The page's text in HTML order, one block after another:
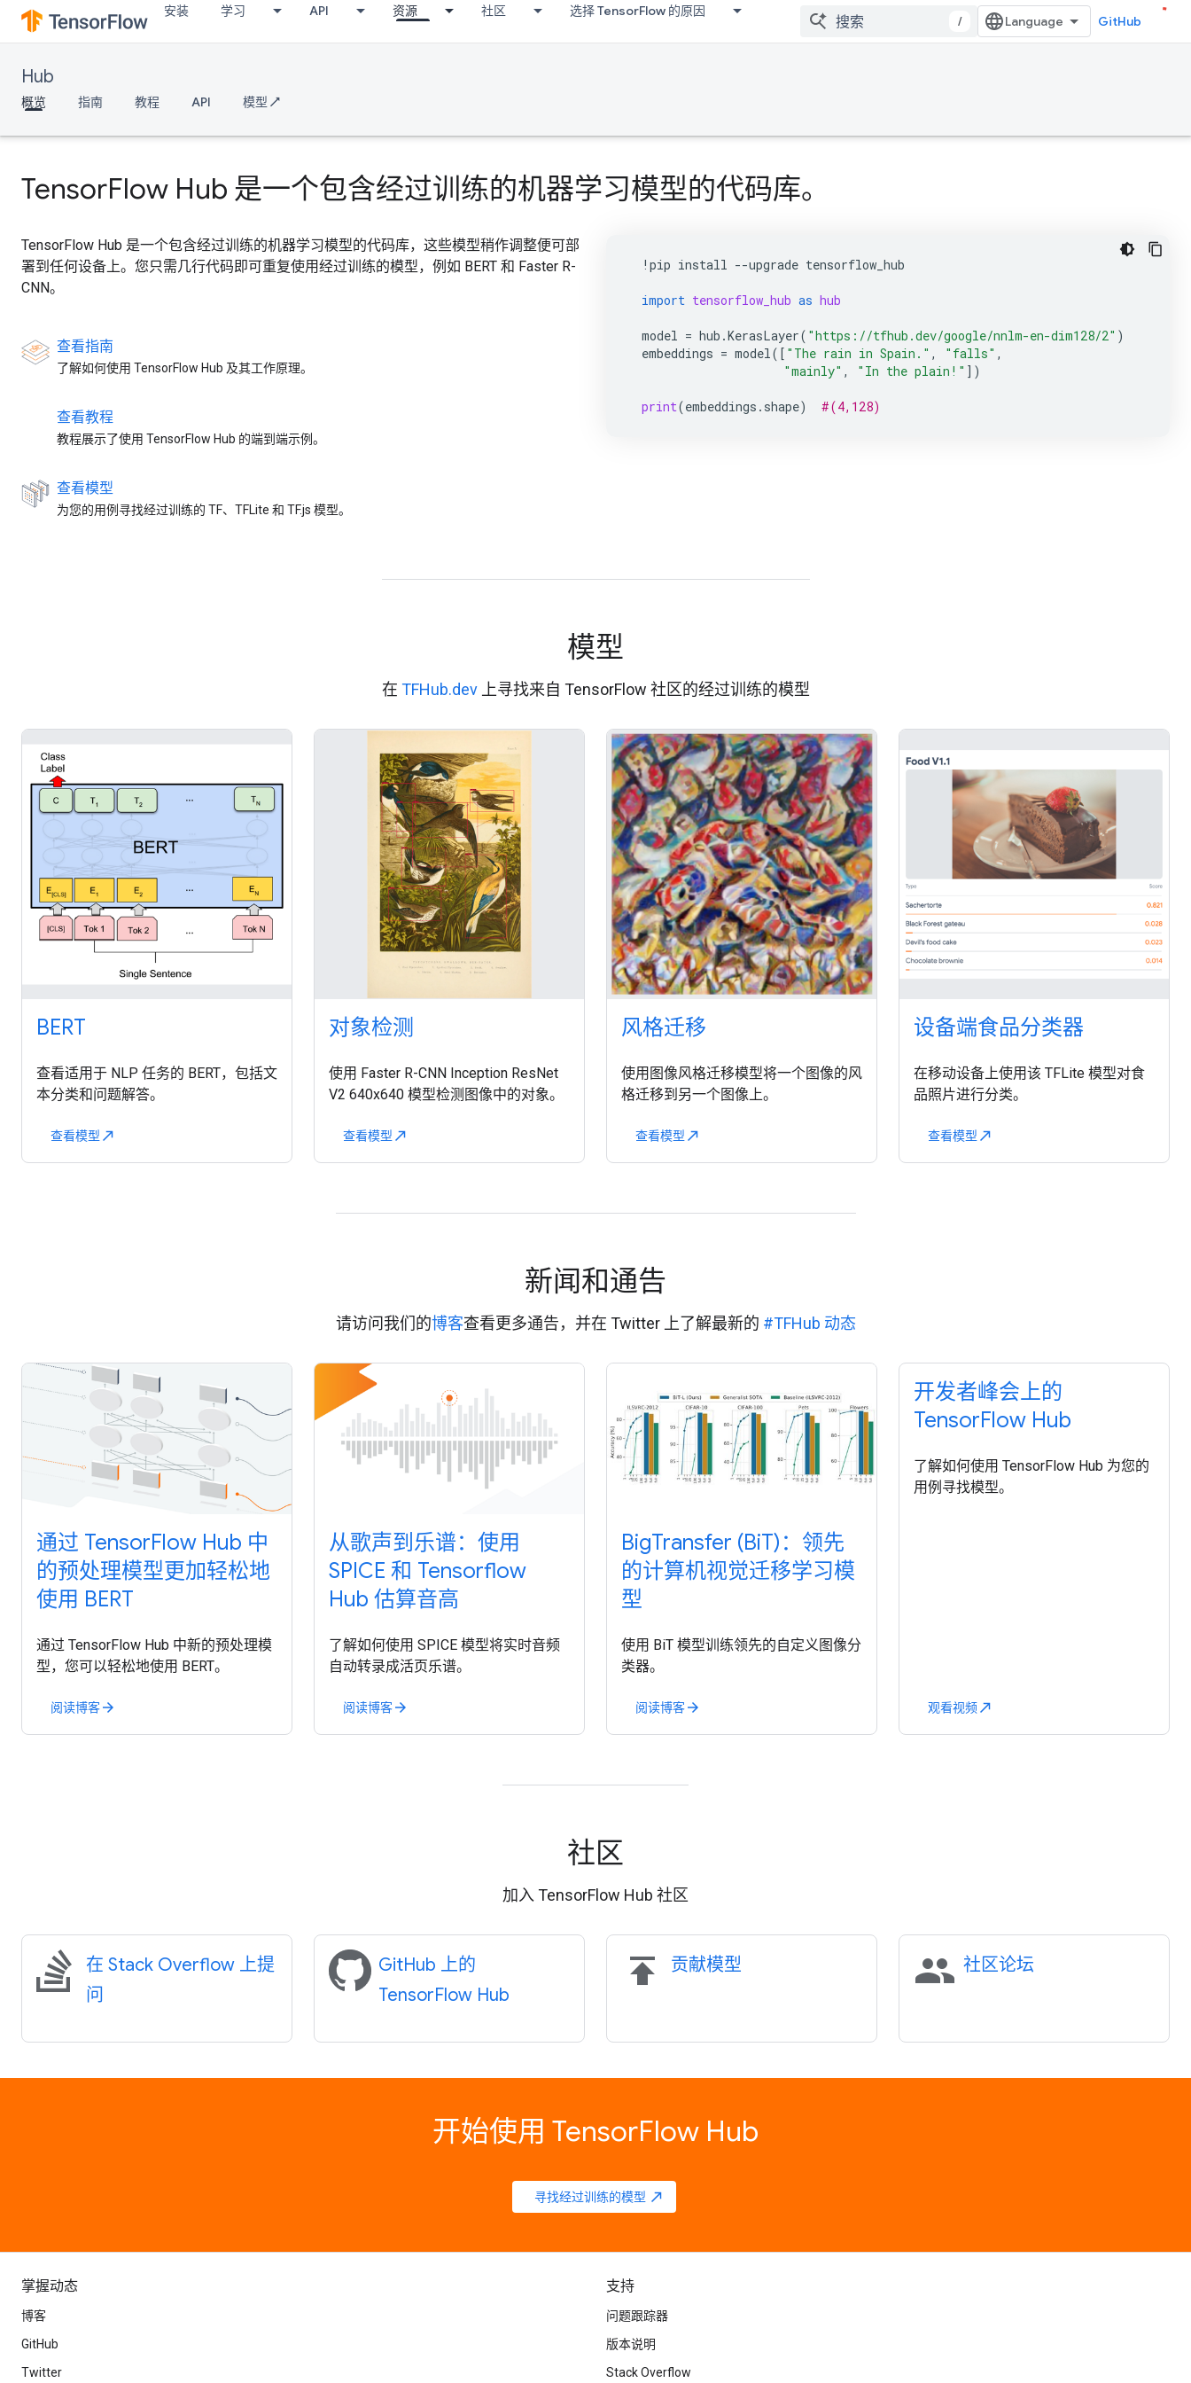
安装 学习 API 资源 社区 选择 TensorFlow 的原因
/ GitHub
Hub
概览 指南 教程 API 模型 ↗
TensorFlow Hub 是一个包含经过训练的机器学习模型的代码库。
! pip install --upgrade tensorflow_hub
import tensorflow_hub as hub
model = hub .KerasLayer( "https://tfhub.dev/google/nnlm-en-dim128/2" )
embeddings = model([ "The rain in Spain." , "falls" ,
"mainly" , "In the plain!" ])
print(embeddings . shape) #(4,128)
TensorFlow Hub 是一个包含经过训练的机器学习模型的代码库，这些模型稍作调整便可部
署到任何设备上。您只需几行代码即可重复使用经过训练的模型，例如 BERT 和 Faster R-
CNN。
查看指南
了解如何使用 TensorFlow Hub 及其工作原理。
查看教程
教程展示了使用 TensorFlow Hub 的端到端示例。
查看模型
为您的用例寻找经过训练的 TF、TFLite 和 TF.js 模型。
模型
在 TFHub.dev上寻找来自 TensorFlow 社区的经过训练的模型
BERT
查看适用于 NLP 任务的 BERT，包括文
本分类和问题解答。
查看模型 north_east
对象检测
使用 Faster R-CNN Inception ResNet
V2 640x640 模型检测图像中的对象。
查看模型 north_east
风格迁移
使用图像风格迁移模型将一个图像的风
格迁移到另一个图像上。
查看模型 north_east
设备端食品分类器
在移动设备上使用该 TFLite 模型对食
品照片进行分类。
查看模型 north_east
新闻和通告
请访问我们的博客查看更多通告，并在 Twitter 上了解最新的 #TFHub 动态
通过 TensorFlow Hub 中
的预处理模型更加轻松地
使用 BERT
通过 TensorFlow Hub 中新的预处理模
型，您可以轻松地使用 BERT。
阅读博客arrow_forward
从歌声到乐谱：使用
SPICE 和 Tensorflow
Hub 估算音高
了解如何使用 SPICE 模型将实时音频
自动转录成活页乐谱。
阅读博客arrow_forward
BigTransfer (BiT)：领先
的计算机视觉迁移学习模
型
使用 BiT 模型训练领先的自定义图像分
类器。
阅读博客arrow_forward
开发者峰会上的
TensorFlow Hub
了解如何使用 TensorFlow Hub 为您的
用例寻找模型。
观看视频north_east
社区
加入 TensorFlow Hub 社区
在 Stack Overflow 上提
问
GitHub 上的
TensorFlow Hub
publish 贡献模型 people 社区论坛
开始使用 TensorFlow Hub
寻找经过训练的模型 north_east
掌握动态
博客
GitHub
Twitter
支持
问题跟踪器
版本说明
Stack Overflow